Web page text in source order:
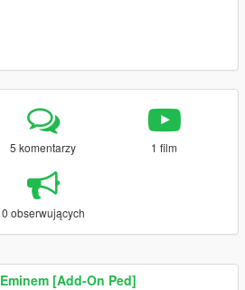
5 komentarzy 1 film
0 obserwujących
Eminem [Add-On Ped]